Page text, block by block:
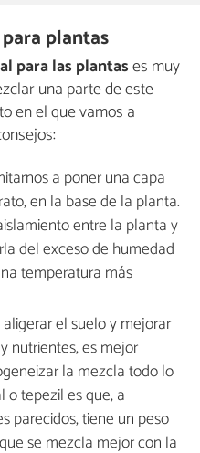
plantas
para las plantases muy
una parte de este
en el que vamos a
a poner una capa
en la base de la planta.
entre la planta y
del exceso de humedad
temperatura más
el suelo y mejorar
nutrientes, es mejor
la mezcla todo lo
o tepezil es que, a
parecidos, tiene un peso
se mezcla mejor con la